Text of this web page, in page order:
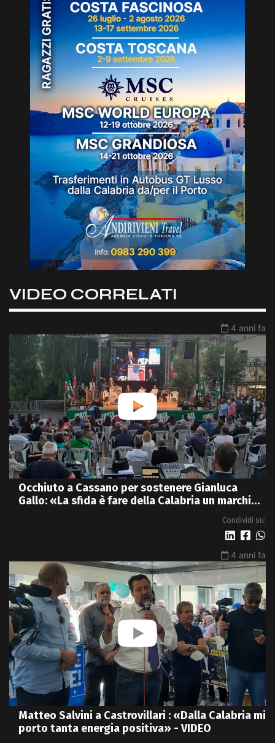
VIDEO CORRELATI
4 anni fa
Occhiuto a Cassano per sostenere Gianluca
Gallo: «La sfida è fare della Calabria un marchio
Condividi su:
4 anni fa
Matteo Salvini a Castrovillari : «Dalla Calabria mi
porto tanta energia positiva» - VIDEO